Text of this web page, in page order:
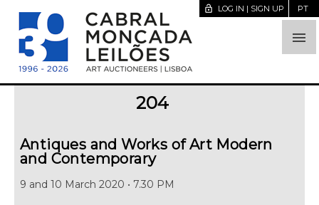

lock_open LOG IN | SIGN UP PT
204
Antiques and Works of Art Modern
and Contemporary
9 and 10 March 2020 • 7.30 PM